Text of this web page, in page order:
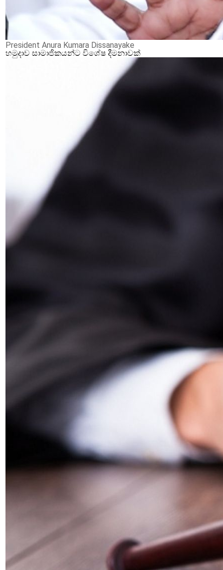
President Anura Kumara Dissanayake
හමුදාව සාමාජිකයන්ට විශේෂ දීමනාවක්